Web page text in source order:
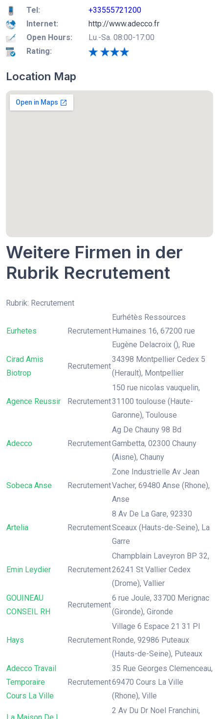
Tel:
+33555721200
Internet:
http://www.adecco.fr
Open Hours:
Lu.-Sa. 08:00-17:00
Rating:
Location Map
Weitere Firmen in der
Rubrik Recrutement
Rubrik: Recrutement
Eurhetes Recrutement
Eurhétès Ressources
Humaines 16, 67200 rue
Eugène Delacroix (), Rue
Cirad Amis
Biotrop
Recrutement
34398 Montpellier Cedex 5
(Herault), Montpellier
Agence Reussir Recrutement
150 rue nicolas vauquelin,
31100 toulouse (Haute-
Garonne), Toulouse
Adecco Recrutement
Ag De Chauny 98 Bd
Gambetta, 02300 Chauny
(Aisne), Chauny
Sobeca Anse Recrutement
Zone Industrielle Av Jean
Vacher, 69480 Anse (Rhone),
Anse
Artelia Recrutement
8 Av De La Gare, 92330
Sceaux (Hauts-de-Seine), La
Garre
Emin Leydier Recrutement
Champblain Laveyron BP 32,
26241 St Vallier Cedex
(Drome), Vallier
GOUINEAU
CONSEIL RH
Recrutement
6 rue Joule, 33700 Merignac
(Gironde), Gironde
Hays Recrutement
Village 6 Espace 21 31 Pl
Ronde, 92986 Puteaux
(Hauts-de-Seine), Puteaux
Adecco Travail
Temporaire
Cours La Ville
Recrutement
35 Rue Georges Clemenceau,
69470 Cours La Ville
(Rhone), Ville
2 Av Du Dr Noel Franchini,